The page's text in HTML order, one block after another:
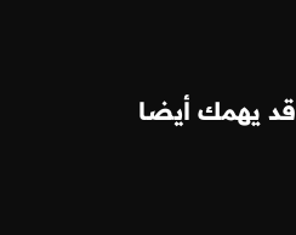
قد يهمك أيضا